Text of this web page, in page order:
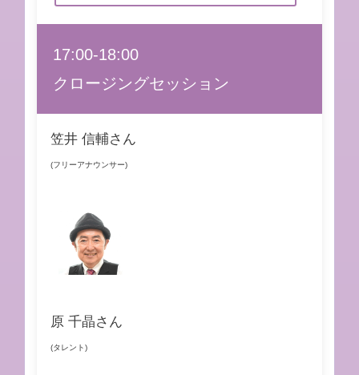
17:00-18:00
クロージングセッション
笠井 信輔さん
(フリーアナウンサー)
原 千晶さん
(タレント)